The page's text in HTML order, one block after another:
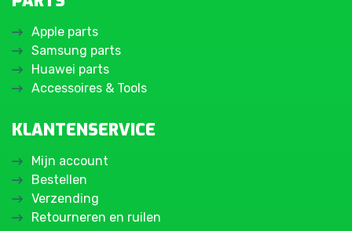
Apple parts
Samsung parts
Huawei parts
Accessoires & Tools
KLANTENSERVICE
Mijn account
Bestellen
Verzending
Retourneren en ruilen